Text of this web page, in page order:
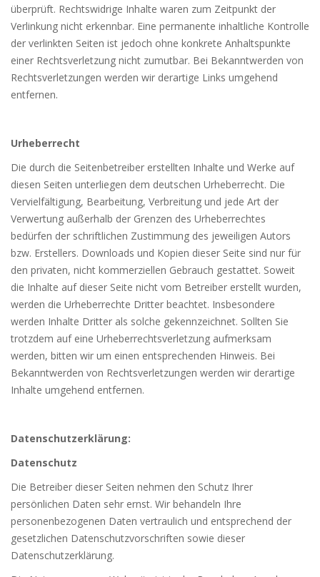
überprüft. Rechtswidrige Inhalte waren zum Zeitpunkt der
Verlinkung nicht erkennbar. Eine permanente inhaltliche Kontrolle
der verlinkten Seiten ist jedoch ohne konkrete Anhaltspunkte
einer Rechtsverletzung nicht zumutbar. Bei Bekanntwerden von
Rechtsverletzungen werden wir derartige Links umgehend
entfernen.
Urheberrecht
Die durch die Seitenbetreiber erstellten Inhalte und Werke auf
diesen Seiten unterliegen dem deutschen Urheberrecht. Die
Vervielfältigung, Bearbeitung, Verbreitung und jede Art der
Verwertung außerhalb der Grenzen des Urheberrechtes
bedürfen der schriftlichen Zustimmung des jeweiligen Autors
bzw. Erstellers. Downloads und Kopien dieser Seite sind nur für
den privaten, nicht kommerziellen Gebrauch gestattet. Soweit
die Inhalte auf dieser Seite nicht vom Betreiber erstellt wurden,
werden die Urheberrechte Dritter beachtet. Insbesondere
werden Inhalte Dritter als solche gekennzeichnet. Sollten Sie
trotzdem auf eine Urheberrechtsverletzung aufmerksam
werden, bitten wir um einen entsprechenden Hinweis. Bei
Bekanntwerden von Rechtsverletzungen werden wir derartige
Inhalte umgehend entfernen.
Datenschutzerklärung:
Datenschutz
Die Betreiber dieser Seiten nehmen den Schutz Ihrer
persönlichen Daten sehr ernst. Wir behandeln Ihre
personenbezogenen Daten vertraulich und entsprechend der
gesetzlichen Datenschutzvorschriften sowie dieser
Datenschutzerklärung.